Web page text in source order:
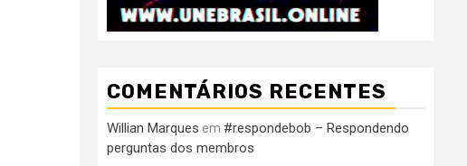
COMENTÁRIOS RECENTES
Willian Marques em #respondebob – Respondendo
perguntas dos membros